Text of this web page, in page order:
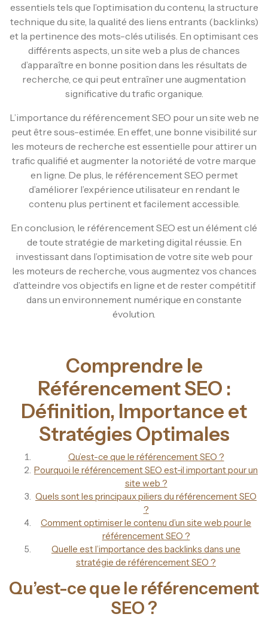
essentiels tels que l’optimisation du contenu, la structure
technique du site, la qualité des liens entrants (backlinks)
et la pertinence des mots-clés utilisés. En optimisant ces
différents aspects, un site web a plus de chances
d’apparaître en bonne position dans les résultats de
recherche, ce qui peut entraîner une augmentation
significative du trafic organique.
L’importance du référencement SEO pour un site web ne
peut être sous-estimée. En effet, une bonne visibilité sur
les moteurs de recherche est essentielle pour attirer un
trafic qualifié et augmenter la notoriété de votre marque
en ligne. De plus, le référencement SEO permet
d’améliorer l’expérience utilisateur en rendant le
contenu plus pertinent et facilement accessible.
En conclusion, le référencement SEO est un élément clé
de toute stratégie de marketing digital réussie. En
investissant dans l’optimisation de votre site web pour
les moteurs de recherche, vous augmentez vos chances
d’atteindre vos objectifs en ligne et de rester compétitif
dans un environnement numérique en constante
évolution.
Comprendre le
Référencement SEO :
Définition, Importance et
Stratégies Optimales
Qu’est-ce que le référencement SEO ?
Pourquoi le référencement SEO est-il important pour un
site web ?
Quels sont les principaux piliers du référencement SEO
?
Comment optimiser le contenu d’un site web pour le
référencement SEO ?
Quelle est l’importance des backlinks dans une
stratégie de référencement SEO ?
Qu’est-ce que le référencement
SEO ?